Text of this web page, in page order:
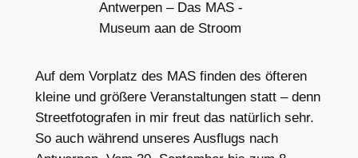
Auf dem Vorplatz des MAS finden des öfteren
kleine und größere Veranstaltungen statt – denn
Streetfotografen in mir freut das natürlich sehr.
So auch während unseres Ausflugs nach